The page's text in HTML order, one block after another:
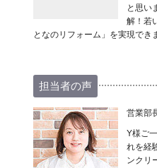
と思い
解！若
となのリフォーム」を実現でき
担当者の声
営業部
Y様ご
れを経
ンクリ